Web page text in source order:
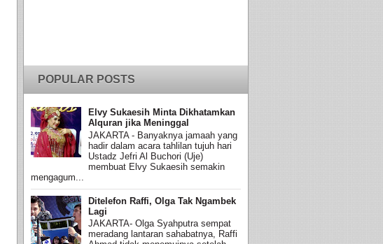
POPULAR POSTS
Elvy Sukaesih Minta Dikhatamkan
Alquran jika Meninggal
JAKARTA - Banyaknya jamaah yang
hadir dalam acara tahlilan tujuh hari
Ustadz Jefri Al Buchori (Uje)
membuat Elvy Sukaesih semakin
mengagum...
Ditelefon Raffi, Olga Tak Ngambek
Lagi
JAKARTA- Olga Syahputra sempat
meradang lantaran sahabatnya, Raffi